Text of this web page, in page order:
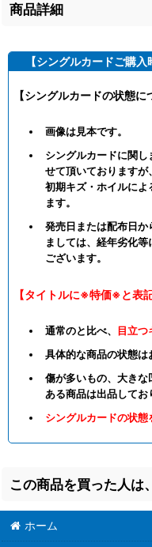
商品詳細
【シングルカードご購
【シングルカードの状態に
画像は見本です。
シングルカードに関
せて頂いておりますが、
初期キズ・ホイルに
ます。
発売日または配布日か
ましては、経年劣化
ございます。
【タイトルに※特価※と表
通常のと比べ、 目立つ
具体的な商品の状態は
傷が多いもの、大き
ある商品は出品してお
シングルカードの状態
この商品を買った人は
ホーム